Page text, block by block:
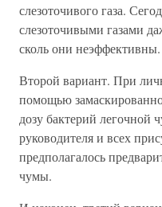
слезоточивого газа.
слезоточивыми газами
сколь они неэффективны.
Второй вариант. При
помощью
дозу бактерий легочной
руководителя и всех
предполагалось
чумы.